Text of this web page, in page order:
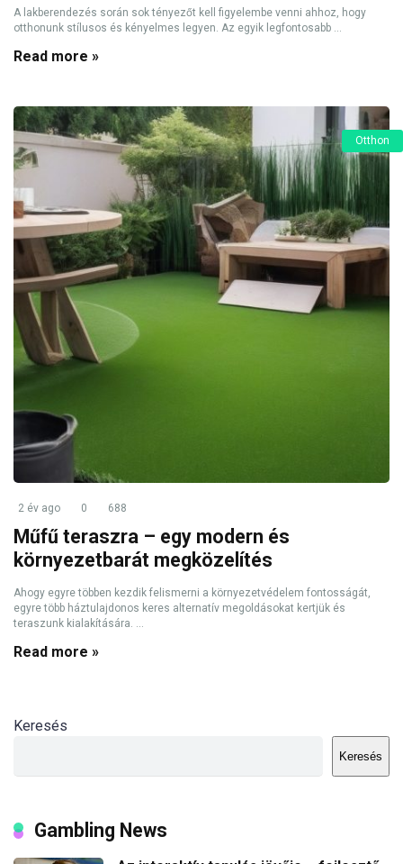
A lakberendezés során sok tényezőt kell figyelembe venni ahhoz, hogy
otthonunk stílusos és kényelmes legyen. Az egyik legfontosabb ...
Read more »
Otthon
2 év ago 0 688
Műfű teraszra – egy modern és
környezetbarát megközelítés
Ahogy egyre többen kezdik felismerni a környezetvédelem fontosságát,
egyre több háztulajdonos keres alternatív megoldásokat kertjük és
teraszunk kialakítására. ...
Read more »
Keresés
Keresés
Gambling News